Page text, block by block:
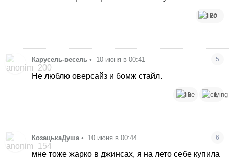
20
Карусель-весель • 10 июня в 00:41 5
Не люблю оверсайз и бомж стайл.
9 1
КозацькаДуша • 10 июня в 00:44 6
мне тоже жарко в джинсах, я на лето себе купила